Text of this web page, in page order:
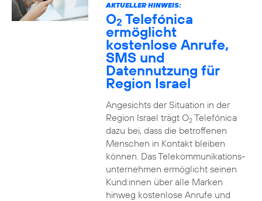
AKTUELLER HINWEIS:
O2 Telefónica
ermöglicht
kostenlose Anrufe,
SMS und
Datennutzung für
Region Israel
Angesichts der Situation in der
Region Israel trägt O2Telefónica
dazu bei, dass die betroffenen
Menschen in Kontakt bleiben
können. Das Telekommunikations­
unternehmen ermöglicht seinen
Kund:innen über alle Marken
hinweg kostenlose Anrufe und